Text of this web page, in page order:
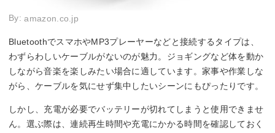
By:amazon.co.jp
BluetoothでスマホやMP3プレーヤーなどと接続するタイプは、
わずらわしいケーブルがないのが魅力。ジョギングなど体を動か
しながら音楽を楽しみたい場合に適しています。家事や作業しな
がら、ケーブルを気にせず集中したいシーンにもぴったりです。
しかし、充電が必要でバッテリーが切れてしまうと使用できませ
ん。選ぶ際は、連続再生時間や充電にかかる時間を確認しておく